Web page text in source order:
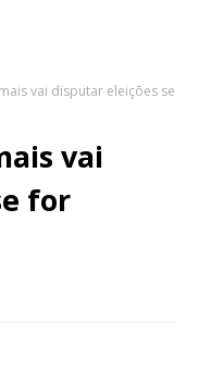
vai disputar eleições se
vai
for